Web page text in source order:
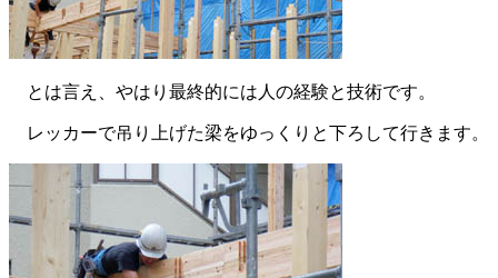
とは言え、やはり最終的には人の経験と技術です。
レッカーで吊り上げた梁をゆっくりと下ろして行きます。